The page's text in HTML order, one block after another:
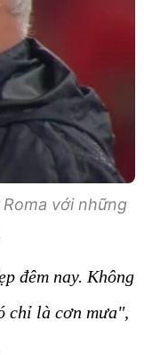
Roma với những
đêm nay. Không
chỉ là cơn mưa",